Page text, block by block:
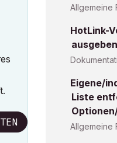
Allgemeine
HotLink-
ausgeben
Eigene/
Liste
Allgemeine